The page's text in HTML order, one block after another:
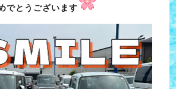
でとうございます